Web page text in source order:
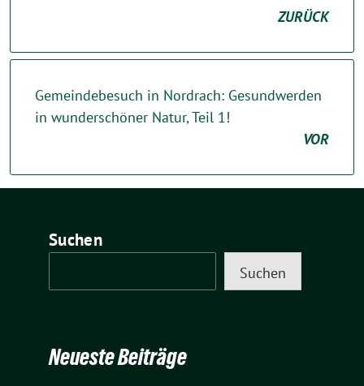
ZURÜCK
Gemeindebesuch in Nordrach: Gesundwerden
in wunderschöner Natur, Teil 1!
VOR
Suchen
Suchen
Neueste Beiträge